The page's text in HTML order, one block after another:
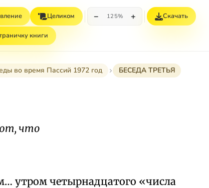
Целиком − 125% + Скачать
книги
во время Пассий 1972 год БЕСЕДА ТРЕТЬЯ
что
утром четырнадцатого «числа